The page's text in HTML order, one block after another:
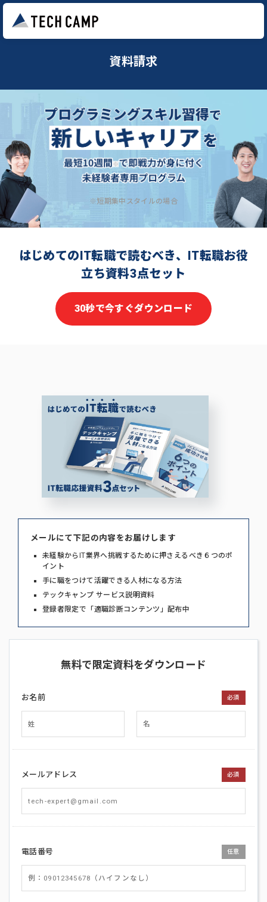
資料請求
※短期集中スタイルの場合
はじめてのIT転職で読むべき、IT転職お役
立ち資料3点セット
30秒で今すぐダウンロード
メールにて下記の内容をお届けします
未経験からIT業界へ挑戦するために押さえるべき６つのポ
イント
手に職をつけて活躍できる人材になる方法
テックキャンプ サービス説明資料
登録者限定で「適職診断コンテンツ」配布中
無料で限定資料をダウンロード
お名前 必須
メールアドレス 必須
電話番号 任意